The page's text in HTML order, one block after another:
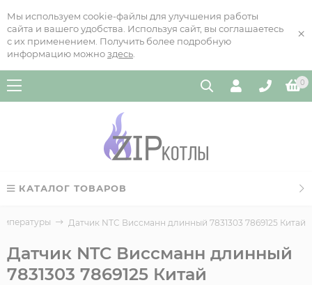
Мы используем cookie-файлы для улучшения работы
сайта и вашего удобства. Используя сайт, вы соглашаетесь
с их применением. Получить более подробную
информацию можно здесь
×
0
КАТАЛОГ ТОВАРОВ
Датчик NTC Виссманн длинный 7831303 7869125 Китай
Датчик NTC Виссманн длинный
7831303 7869125 Китай